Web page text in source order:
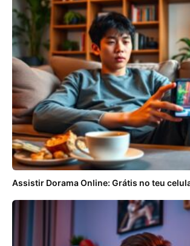
Assistir Dorama Online: Grátis no teu